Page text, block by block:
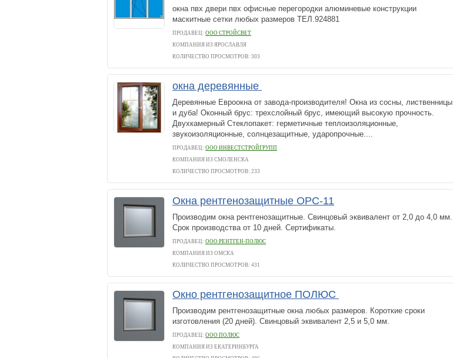
окна пвх двери пвх офисные перегородки алюминевые конструкции
маскитные сетки любых размеров ТЕЛ.924881
ПРОДАВЕЦ: ООО СТРОЙСВЕТ
КОМПАНИЯ ИЗ ЯРОСЛАВЛЯ
КОЛИЧЕСТВО ПРОСМОТРОВ: 303
окна деревянные
Деревянные Евроокна от завода-производителя! Окна из сосны, лиственницы
и дуба! Оконный брус: трехслойный брус, имеющий высокую прочность.
Двухкамерный Стеклопакет: герметичные теплоизоляционные,
звукоизоляционные, солнцезащитные, ударопрочные....
ПРОДАВЕЦ: ООО ИНВЕСТСТРОЙГРУПП
КОМПАНИЯ ИЗ СМОЛЕНСКА
КОЛИЧЕСТВО ПРОСМОТРОВ: 233
Окна рентгенозащитные ОРС-11
Производим окна рентгенозащитные. Свинцовый эквивалент от 2,0 до 4,0 мм.
Срок производства от 10 дней. Сертификаты.
ПРОДАВЕЦ: ООО РЕНТГЕН-ПОЛЮС
КОМПАНИЯ ИЗ ОМСКА
КОЛИЧЕСТВО ПРОСМОТРОВ: 431
Окно рентгенозащитное ПОЛЮС
Производим рентгенозащитные окна любых размеров. Короткие сроки
изготовления (20 дней). Свинцовый эквивалент 2,5 и 5,0 мм.
ПРОДАВЕЦ: ООО ПОЛЮС
КОМПАНИЯ ИЗ ЕКАТЕРИНБУРГА